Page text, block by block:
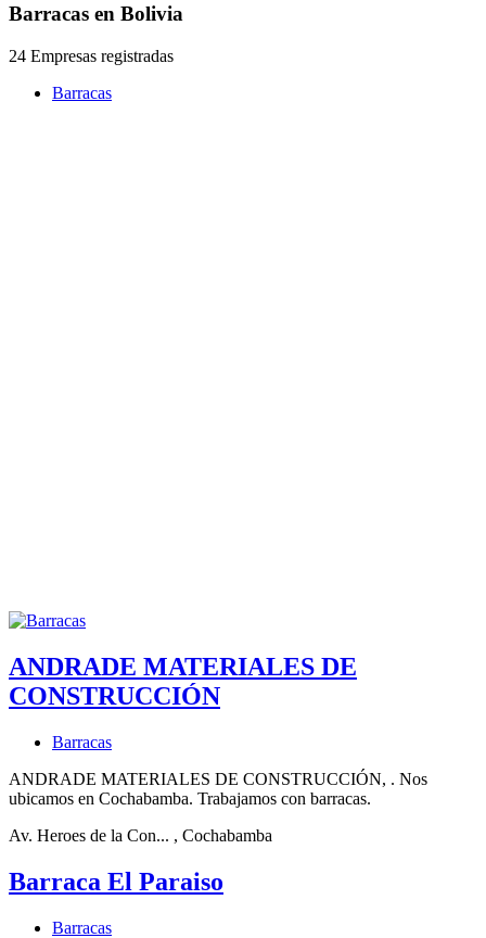
Barracas en Bolivia
24 Empresas registradas
Barracas
ANDRADE MATERIALES DE
CONSTRUCCIÓN
Barracas
ANDRADE MATERIALES DE CONSTRUCCIÓN, . Nos
ubicamos en Cochabamba. Trabajamos con barracas.
Av. Heroes de la Con... , Cochabamba
Barraca El Paraiso
Barracas